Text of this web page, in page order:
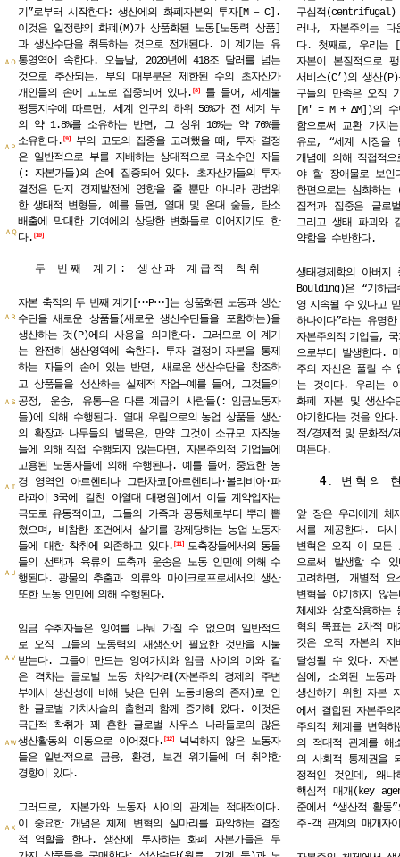
ＡＯ
ＡＰ
ＡＱ
ＡＲ
ＡＳ
ＡＴ
ＡＵ
ＡＶ
ＡＷ
ＡＸ
기”로부터 시작한다: 생산에의 화폐자본의 투자[M – C].
이것은 일정량의 화폐(M)가 상품화된 노동[노동력 상품]
과 생산수단을 취득하는 것으로 전개된다. 이 계기는 유
통영역에 속한다. 오늘날, 2020년에 418조 달러를 넘는
것으로 추산되는, 부의 대부분은 제한된 수의 초자산가
개인들의 손에 고도로 집중되어 있다. 8
를 들어, 세계불
평등지수에 따르면, 세계 인구의 하위 50%가 전 세계 부
의 약 1.8%를 소유하는 반면, 그 상위 10%는 약 76%를
소유한다. 9
부의 고도의 집중을 고려했을 때, 투자 결정
은 일반적으로 부를 지배하는 상대적으로 극소수인 자들
(: 자본가들)의 손에 집중되어 있다. 초자산가들의 투자
결정은 단지 경제발전에 영향을 줄 뿐만 아니라 광범위
한 생태적 변형들, 예를 들면, 열대 및 온대 숲들, 탄소
배출에 막대한 기여에의 상당한 변화들로 이어지기도 한
다. 10
두 번째 계기: 생산과 계급적 착취
자본 축적의 두 번째 계기[⋯P⋯]는 상품화된 노동과 생산
수단을 새로운 상품들(새로운 생산수단들을 포함하는)을
생산하는 것(P)에의 사용을 의미한다. 그러므로 이
계기
는 완전히 생산영역에 속한다. 투자 결정이
자본을 통제
하는 자들의 손에 있는 반면, 새로운 생산수단을 창조하
고 상품들을 생산하는 실제적 작업─예를 들어, 그것들의
공정, 운송, 유통─은 다른 계급의 사람들(: 임금노동자
들)에 의해 수행된다. 열대 우림으로의 농업 상품들 생산
의 확장과 나무들의 벌목은, 만약 그것이 소규모 자작농
들에 의해 직접 수행되지 않는다면, 자본주의적 기업들에
고용된 노동자들에 의해 수행된다. 예를 들어, 중요한 농
경 영역인 아르헨티나 그란차코[아르헨티나·볼리비아·파
라과이
3국에 걸친 아열대 대평원]에서 이들 계약업자는
극도로 유동적이고, 그들의 가족과 공동체로부터 뿌리
뽑
혔으며, 비참한 조건에서 살기를 강제당하는 농업 노동자
들에 대한 착취에
의존하고 있다. 11 도축장들에서의 동물
들의 선택과 육류의 도축과 운송은 노동 인민에 의해 수
행된다. 광물의 추출과 의류와 마이크로프로세서의 생산
또한 노동 인민에 의해 수행된다.
임금 수취자들은 잉여를 나눠 가질 수 없으며 일반적으
로 오직 그들의 노동력의 재생산에 필요한 것만을 지불
받는다. 그들이 만드는 잉여가치와 임금 사이의 이와 같
은 격차는 글로벌 노동 차익거래(자본주의 경제의 주변
부에서 생산성에 비해 낮은 단위 노동비용의 존재)로 인
한 글로벌 가치사슬의 출현과 함께 증가해 왔다. 이것은
극단적 착취가 꽤 흔한 글로벌 사우스 나라들로의 많은
생산활동의 이동으로 이어졌다. 12 넉넉하지 않은 노동자
들은 일반적으로 금융, 환경, 보건 위기들에 더 취약한
경향이 있다.
그러므로, 자본가와 노동자 사이의 관계는 적대적이다.
이 중요한 개념은 체제 변혁의 실마리를 파악하는 결정
적 역할을 한다. 생산에 투자하는 화폐 자본가들은 두
구심적(centrifugal)
러나, 자본주의는
다. 첫째로, 우리는
자본이 본질적으로
서비스(C’)의 생산
구들의 만족은 오직
[M′ = M + ΔM])의
함으로써 교환 가치
유로, “세계 시장을
개념에 의해 직접적
야 할 장애물로 보인
한편으로는 심화하
집적과 집중은 글로
그리고 생태 파괴와
약함을 수반한다.
생태경제학의 아버지
Boulding)은
“기하급
영 지속될 수 있다고
하나이다”라는 유명한
자본주의적 기업들,
으로부터 발생한다.
주의 자신은 풀릴 수
는 것이다. 우리는
화폐 자본 및 생산수
야기한다는 것을 안다.
적/경제적 및 문화적/
며든다.
4 변혁의
앞 장은 우리에게 체
서를 제공한다. 다시
변혁은 오직 이 모든
으로써 발생할 수
고려하면, 개별적
변혁을 야기하지 않
체제와 상호작용하
혁의 목표는 2차적
것은 오직 자본의 지
달성될 수 있다. 자
심에, 소외된 노동
생산하기 위한 자본
에서 결합된 자본주
주의적 체계를 변혁
의 적대적 관계를 해
의 사회적 통제권을
정적인 것인데, 왜
핵심적 매개(key
준에서 “생산적 활동
주-객 관계의 매개자